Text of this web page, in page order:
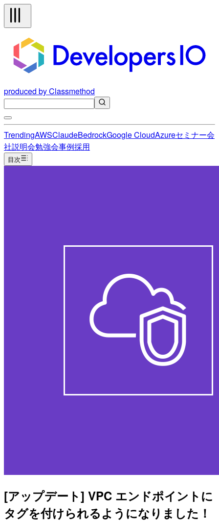
produced by Classmethod
TrendingAWSClaudeBedrockGoogle CloudAzureセミナー会
社説明会勉強会事例採用
目次
[アップデート] VPC エンドポイントに
タグを付けられるようになりました！